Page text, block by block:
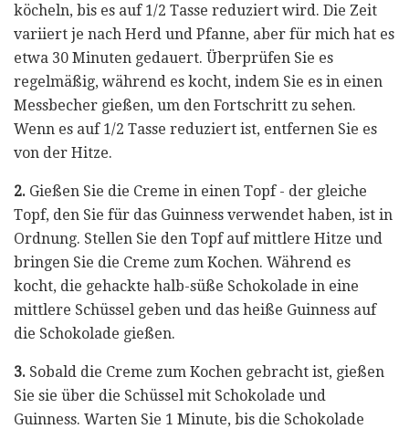
köcheln, bis es auf 1/2 Tasse reduziert wird. Die Zeit
variiert je nach Herd und Pfanne, aber für mich hat es
etwa 30 Minuten gedauert. Überprüfen Sie es
regelmäßig, während es kocht, indem Sie es in einen
Messbecher gießen, um den Fortschritt zu sehen.
Wenn es auf 1/2 Tasse reduziert ist, entfernen Sie es
von der Hitze.
2. Gießen Sie die Creme in einen Topf - der gleiche
Topf, den Sie für das Guinness verwendet haben, ist in
Ordnung. Stellen Sie den Topf auf mittlere Hitze und
bringen Sie die Creme zum Kochen. Während es
kocht, die gehackte halb-süße Schokolade in eine
mittlere Schüssel geben und das heiße Guinness auf
die Schokolade gießen.
3. Sobald die Creme zum Kochen gebracht ist, gießen
Sie sie über die Schüssel mit Schokolade und
Guinness. Warten Sie 1 Minute, bis die Schokolade